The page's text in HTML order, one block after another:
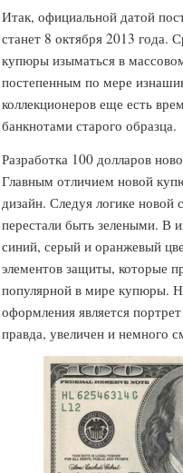
Итак, официальной датой
станет 8 октября 2013 года.
купюры изыматься в
постепенным по мере
коллекционеров еще есть
банкнотами старого образца.
Разработка 100 долларов
Главным отличием новой
дизайн. Следуя логике новой
перестали быть зелеными. В
синий, серый и оранжевый
элементов защиты, которые
популярной в мире купюры.
оформления является
правда, увеличен и немного